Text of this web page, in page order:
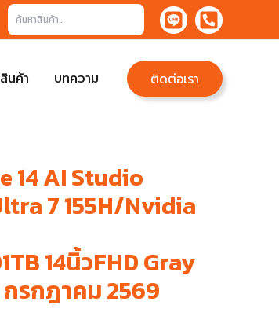
ค้นหา
สินค้า บทความ ติดต่อเรา
14 AI Studio
7 155H/Nvidia
14นิ้วFHD Gray
รกฎาคม 2569